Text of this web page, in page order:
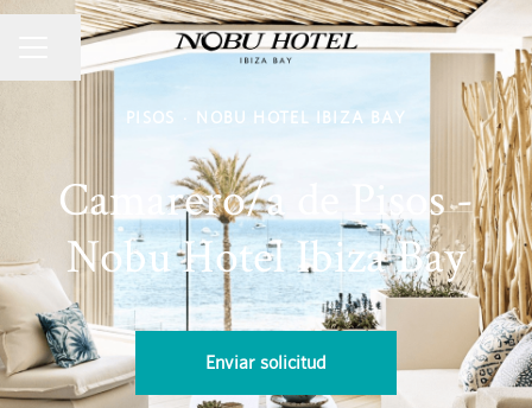
MENÚ DE EMPLEO
Compartir página
PISOS · NOBU HOTEL IBIZA BAY
Camarero/a de Pisos -
Nobu Hotel Ibiza Bay
Enviar solicitud